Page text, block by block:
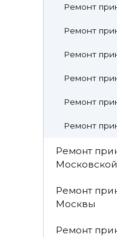
Ремонт
Ремонт
Ремонт
Ремонт
Ремонт
Ремонт
Ремонт
Ремонт
Москвы
Ремонт